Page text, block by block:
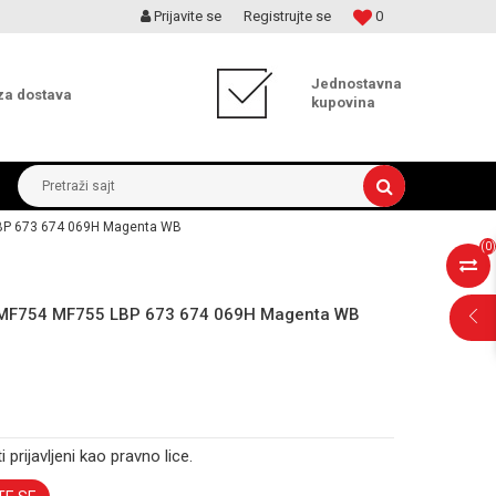
MOGUĆNOST ISPORUKE ZA 24H! 0
Prijavite se Registrujte se
dostava
Jednostavna
kupovina
Pretraži sajt
(0)
673 674 069H Magenta WB
MF755 LBP 673 674 069H Magenta WB
prijavljeni kao pravno lice.